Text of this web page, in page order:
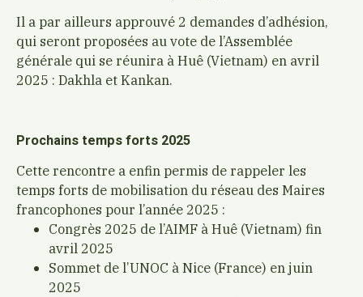
Il a par ailleurs approuvé 2 demandes d’adhésion,
qui seront proposées au vote de l’Assemblée
générale qui se réunira à Huê (Vietnam) en avril
2025 : Dakhla et Kankan.
Prochains temps forts 2025
Cette rencontre a enfin permis de rappeler les
temps forts de mobilisation du réseau des Maires
francophones pour l’année 2025 :
Congrès 2025 de l’AIMF à Huê (Vietnam) fin
avril 2025
Sommet de l’UNOC à Nice (France) en juin
2025